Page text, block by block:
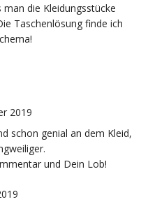
die Kleidungsstücke
Taschenlösung finde ich
2019
schon genial an dem Kleid,
und Dein Lob!